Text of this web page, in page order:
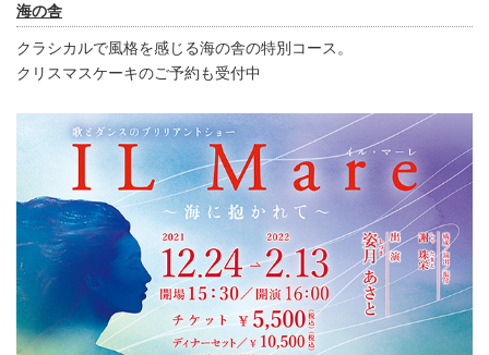
海の舎
クラシカルで風格を感じる海の舎の特別コース。
クリスマスケーキのご予約も受付中